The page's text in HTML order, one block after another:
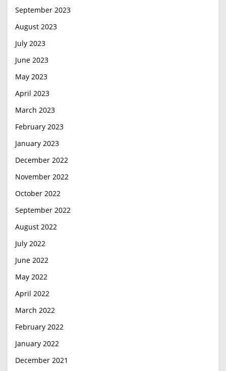
September 2023
August 2023
July 2023
June 2023
May 2023
April 2023
March 2023
February 2023
January 2023
December 2022
November 2022
October 2022
September 2022
August 2022
July 2022
June 2022
May 2022
April 2022
March 2022
February 2022
January 2022
December 2021